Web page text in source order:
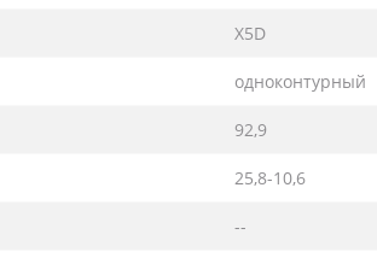
X5D
одноконтурный
92,9
25,8-10,6
--